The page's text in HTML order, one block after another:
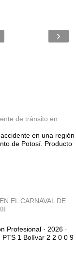
›
de tránsito en
en una región
de Potosí. Producto
EL CARNAVAL DE
Profesional · 2026 ·
PTS 1 Bolívar 2 2 0 0 9